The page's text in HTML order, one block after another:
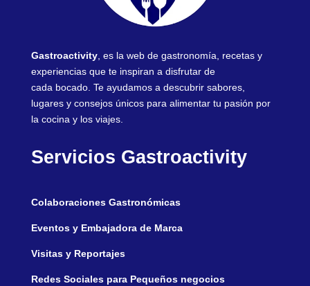
Gastroactivity, es la web de gastronomía, recetas y
experiencias que te inspiran a disfrutar de
cada bocado. Te ayudamos a descubrir sabores,
lugares y consejos únicos para alimentar tu pasión por
la cocina y los viajes.
Servicios Gastroactivity
Colaboraciones Gastronómicas
Eventos y Embajadora de Marca
Visitas y Reportajes
Redes Sociales para Pequeños negocios